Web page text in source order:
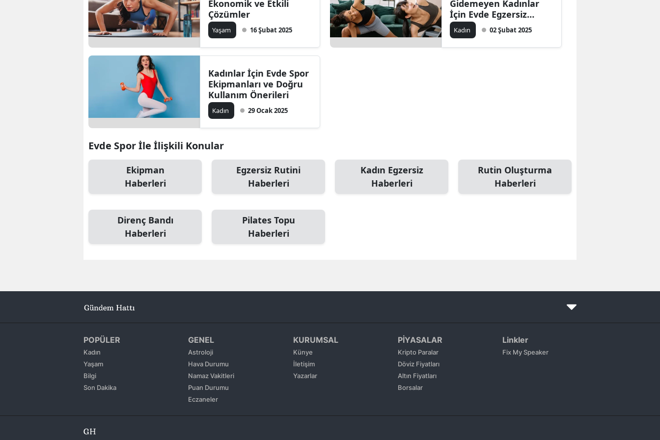
Bitlis
Bolu
Çanakkale
Denizli
Diyarbakır
Erzurum
Giresun
Gümüşhane
Hatay
Ekonomik ve Etkili
Çözümler
Yaşam 16 Şubat 2025
Gidemeyen Kadınlar
İçin Evde Egzersiz
Rutinleri
Kadın 02 Şubat 2025
Kadınlar İçin Evde Spor
Ekipmanları ve Doğru
Kullanım Önerileri
Kadın 29 Ocak 2025
Evde Spor İle İlişkili Konular
Ekipman
Haberleri
Egzersiz Rutini
Haberleri
Kadın Egzersiz
Haberleri
Rutin Oluşturma
Haberleri
Direnç Bandı
Haberleri
Pilates Topu
Haberleri
POPÜLER
Kadın
Yaşam
Bilgi
Son Dakika
GENEL
Astroloji
Hava Durumu
Namaz Vakitleri
Puan Durumu
Eczaneler
KURUMSAL
Künye
İletişim
Yazarlar
PİYASALAR
Kripto Paralar
Döviz Fiyatları
Altın Fiyatları
Borsalar
Linkler
Fix My Speaker